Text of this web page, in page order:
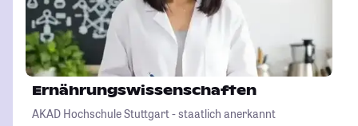
Ernährungswissenschaften
AKAD Hochschule Stuttgart - staatlich anerkannt